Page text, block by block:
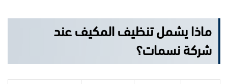
ماذا يشمل تنظيف المكيف عند
شركة نسمات؟